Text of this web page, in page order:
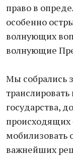
право в
особенно
волнующих
волнующие
Мы собрались
государства,
происходящих
мобилизовать
важнейших